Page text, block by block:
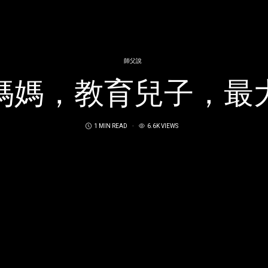
師父說
媽，教育兒子，最
1 MIN READ 6.6K VIEWS